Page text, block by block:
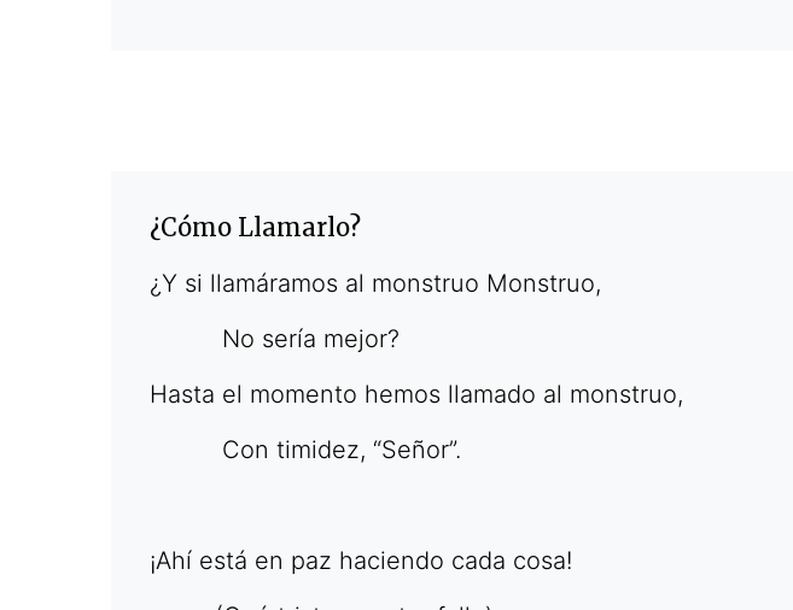
¿Cómo Llamarlo?
¿Y si llamáramos al monstruo Monstruo,
No sería mejor?
Hasta el momento hemos llamado al monstruo,
Con timidez, “Señor”.
¡Ahí está en paz haciendo cada cosa!